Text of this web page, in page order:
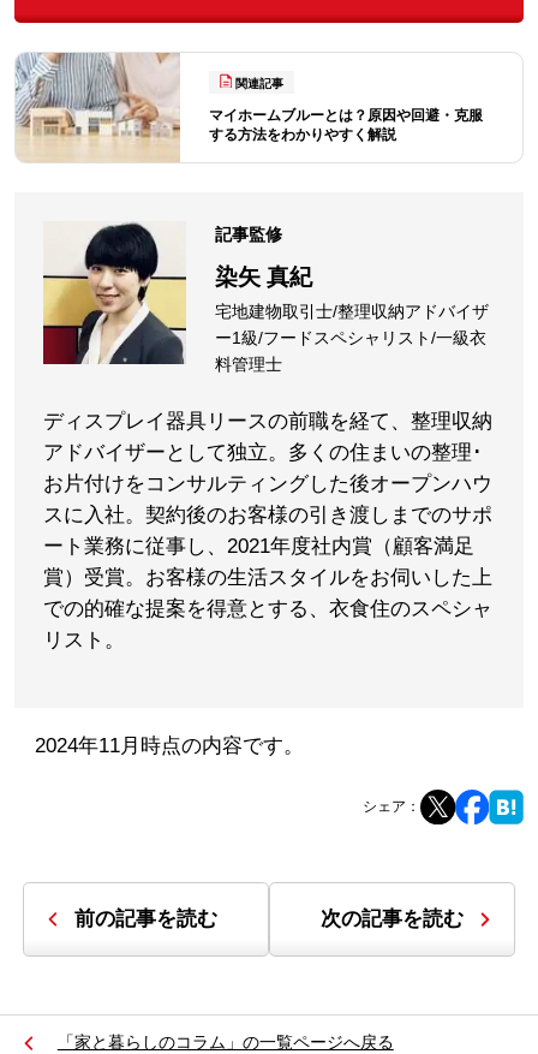
関連記事
マイホームブルーとは？原因や回避・克服
する方法をわかりやすく解説
記事監修
染矢 真紀
宅地建物取引士/整理収納アドバイザ
ー1級/フードスペシャリスト/一級衣
料管理士
ディスプレイ器具リースの前職を経て、整理収納
アドバイザーとして独立。多くの住まいの整理･
お片付けをコンサルティングした後オープンハウ
スに入社。契約後のお客様の引き渡しまでのサポ
ート業務に従事し、2021年度社内賞（顧客満足
賞）受賞。お客様の生活スタイルをお伺いした上
での的確な提案を得意とする、衣食住のスペシャ
リスト。
2024年11月時点の内容です。
シェア：
前の記事を読む 次の記事を読む
「家と暮らしのコラム」の一覧ページへ戻る